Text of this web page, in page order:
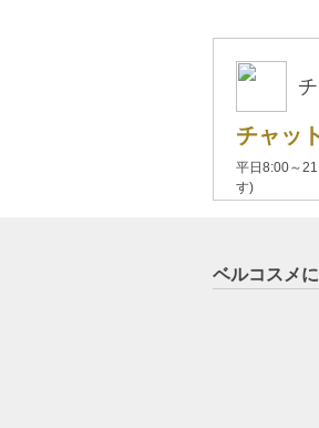
チャッ
平日8:00～
す)
ベルコスメ